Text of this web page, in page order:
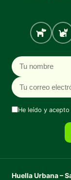
Perro
Nombre
Correo
He leído y acepto
Huella Urbana –